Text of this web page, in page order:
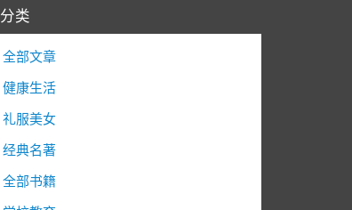
分类
全部文章
健康生活
礼服美女
经典名著
全部书籍